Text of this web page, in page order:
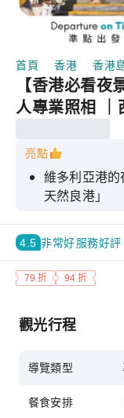
首頁 香港 香港
【香港必看夜
人專業照相 ｜
亮點
維多利亞港
天然良港」
享受45分鐘
景
提供無限輕食
頂層360度全
真人現場觀光
4.5 非常好服務好評
79 折 94 折
觀光行程
導覽類型
餐食安排